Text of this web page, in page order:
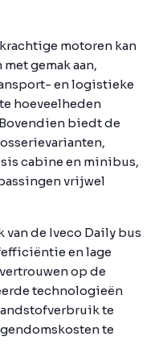
motoren kan
gemak aan,
en logistieke
hoeveelheden
biedt de
cabine en minibus,
vrijwel
de Iveco Daily bus
en lage
op de
technologieën
te
te